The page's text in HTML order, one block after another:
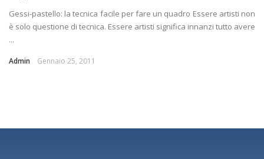
Gessi-pastello: la tecnica facile per fare un quadro Essere artisti non
è solo questione di tecnica. Essere artisti significa innanzi tutto avere
...
Admin Gennaio 25, 2011